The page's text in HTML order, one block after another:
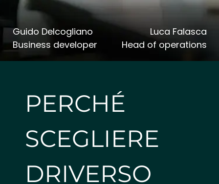
Guido Delcogliano
Business developer
Luca Falasca
Head of operations
PERCHÉ
SCEGLIERE
DRIVERSO